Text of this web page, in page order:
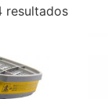
resultados